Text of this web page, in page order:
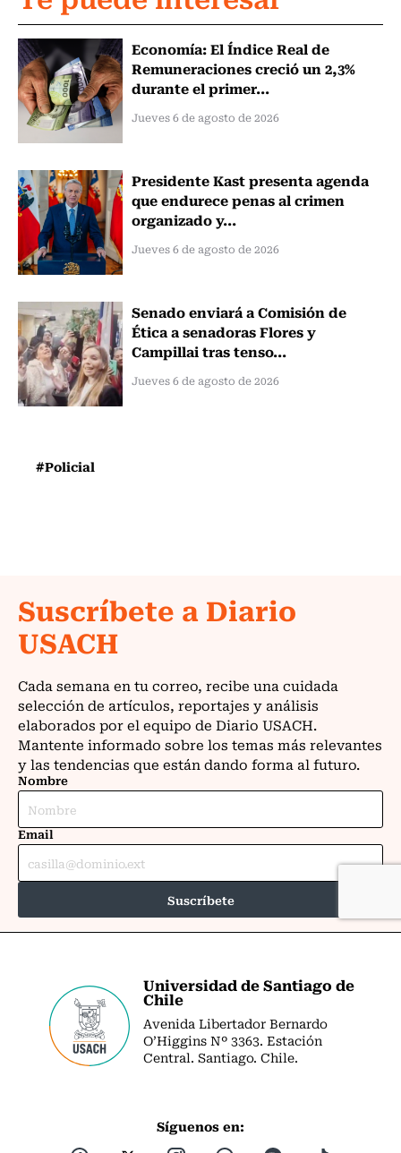
Economía: El Índice Real de
Remuneraciones creció un 2,3%
durante el primer...
Jueves 6 de agosto de 2026
Presidente Kast presenta agenda
que endurece penas al crimen
organizado y...
Jueves 6 de agosto de 2026
Senado enviará a Comisión de
Ética a senadoras Flores y
Campillai tras tenso...
Jueves 6 de agosto de 2026
#Policial
Universidad de Santiago de
Chile
Avenida Libertador Bernardo
O’Higgins Nº 3363. Estación
Central. Santiago. Chile.
Síguenos en: